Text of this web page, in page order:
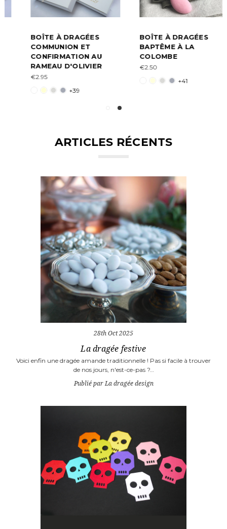
BOÎTE À DRAGÉES
COMMUNION ET
CONFIRMATION AU
RAMEAU D'OLIVIER
+39
BOÎTE À DRAGÉES
BAPTÊME À LA
COLOMBE
€2.50
+41
ARTICLES RÉCENTS
28th Oct 2025
La dragée festive
Voici enfin une dragée amande traditionnelle ! Pas si facile à trouver
de nos jours, n'est-ce-pas ?…
Publié par La dragée design